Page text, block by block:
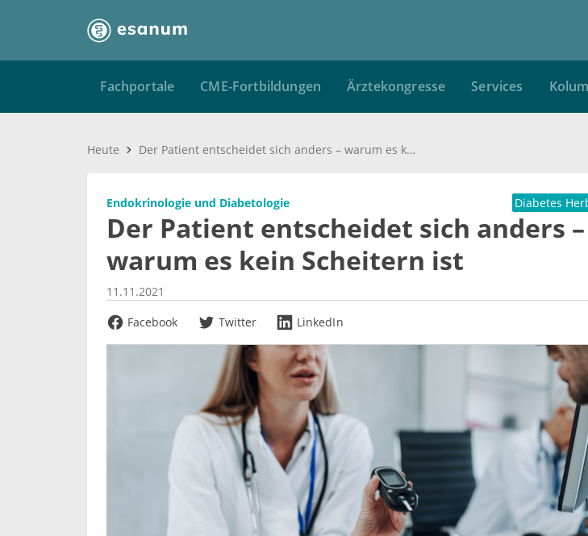
Fachportale CME-Fortbildungen Ärztekongresse Services
Heute Der Patient entscheidet sich anders – warum es kein Scheitern ist
Endokrinologie und Diabetologie Diabetes
Der Patient entscheidet sich anders –
warum es kein Scheitern ist
11.11.2021
Facebook
Twitter LinkedIn